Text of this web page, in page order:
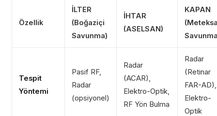
Özellik
İLTER
(Boğaziçi
Savunma)
İHTAR
(ASELSAN)
KAPAN
Tespit
Yöntemi
Pasif RF,
Radar
(opsiyonel)
Radar
(ACAR),
Elektro-Optik,
RF Yön Bulma
Radar
(Retinar
FAR-AD),
Elektro-
Optik